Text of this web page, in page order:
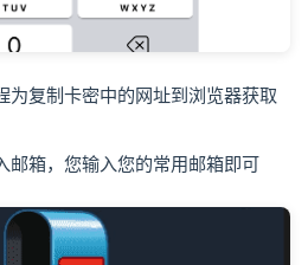
为复制卡密中的网址到浏览器获取
邮箱，您输入您的常用邮箱即可